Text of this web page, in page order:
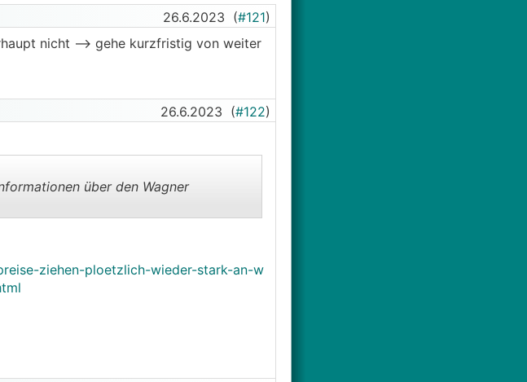
26.6.2023 (#121)
nicht --> gehe kurzfristig von weiter
26.6.2023 (#122)
über den Wagner
ziehen-ploetzlich-wieder-stark-an-w